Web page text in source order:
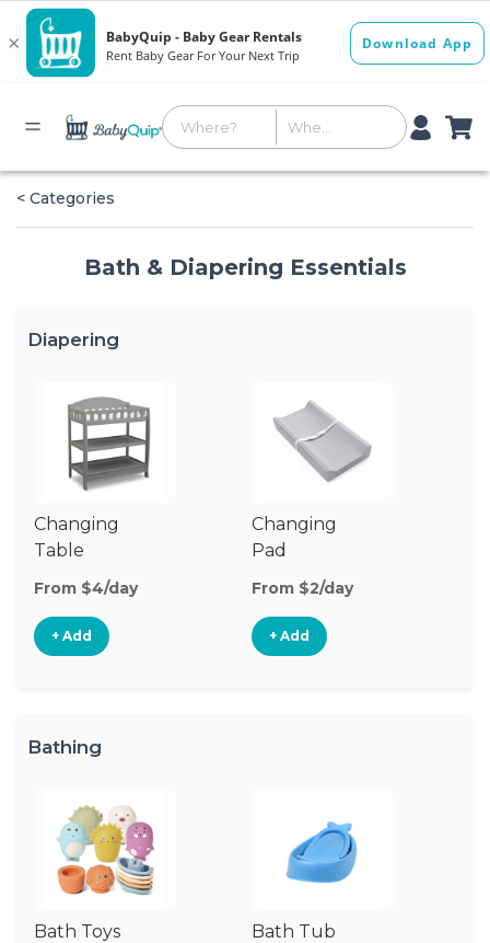
< Categories
Bath & Diapering Essentials
Diapering
Changing
Table
From $4/day
+ Add
Changing
Pad
From $2/day
+ Add
Bathing
Bath Toys Bath Tub